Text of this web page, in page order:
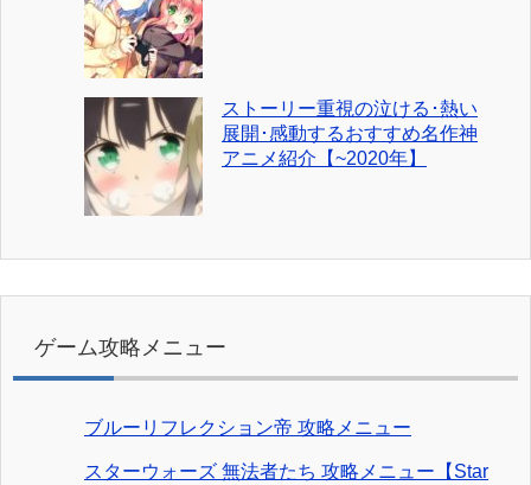
ストーリー重視の泣ける･熱い
展開･感動するおすすめ名作神
アニメ紹介【~2020年】
ゲーム攻略メニュー
ブルーリフレクション帝 攻略メニュー
スターウォーズ 無法者たち 攻略メニュー【Star